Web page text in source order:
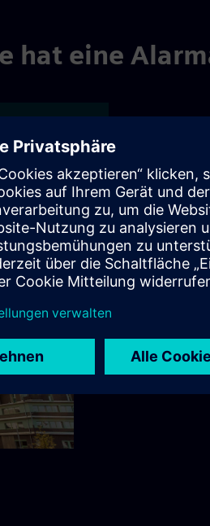
hat eine
Vorteile
Sofortiges
Feuerwehr/